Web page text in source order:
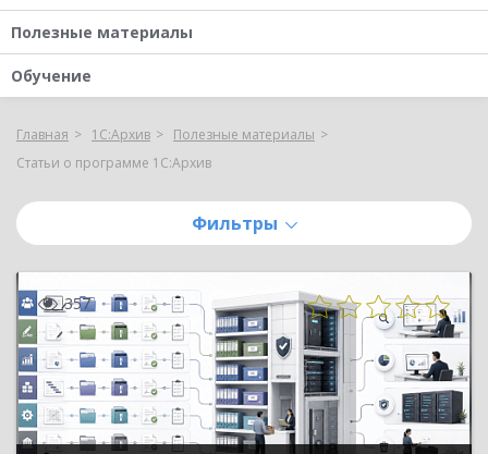
Полезные материалы
Обучение
Главная 1С:Архив
Полезные материалы
Статьи о программе 1С:Архив
Фильтры
357